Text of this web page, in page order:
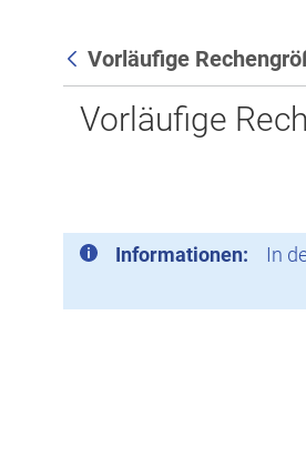
Zurück
Vorläufige
Vorläufige
Informationen: In